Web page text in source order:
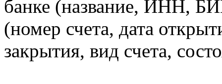
банке (название, ИНН,
(номер счета, дата
закрытия, вид счета,